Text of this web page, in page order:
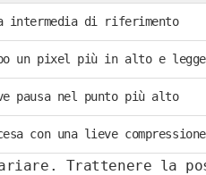
intermedia di riferimento
un pixel più in alto e
pausa nel punto più alto
con una lieve compressione
Trattenere la